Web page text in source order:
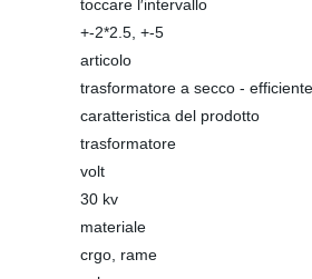
toccare l′intervallo
+-2*2.5, +-5
articolo
trasformatore a secco -
caratteristica del prodotto
trasformatore
volt
30 kv
materiale
crgo, rame